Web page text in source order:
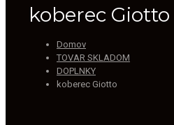
koberec Giotto
Domov
TOVAR SKLADOM
DOPLNKY
koberec Giotto